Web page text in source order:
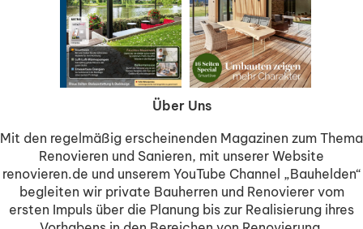
Über Uns
Mit den regelmäßig erscheinenden Magazinen zum Thema
Renovieren und Sanieren, mit unserer Website
renovieren.de und unserem YouTube Channel „Bauhelden“
begleiten wir private Bauherren und Renovierer vom
ersten Impuls über die Planung bis zur Realisierung ihres